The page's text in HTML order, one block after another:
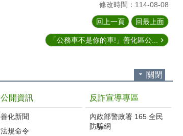
修改時間：114-08-08
回上一頁 回最上面
「公務車不是你的車!」善化區公...
關閉
公開資訊
善化新聞
法規命令
反詐宣導專區
內政部警政署 165 全民
防騙網